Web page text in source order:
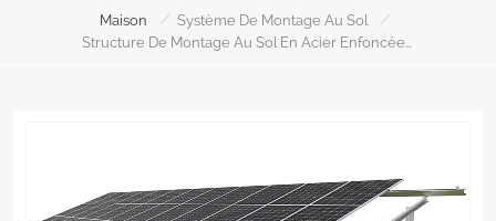
Maison / Système De Montage Au Sol
/